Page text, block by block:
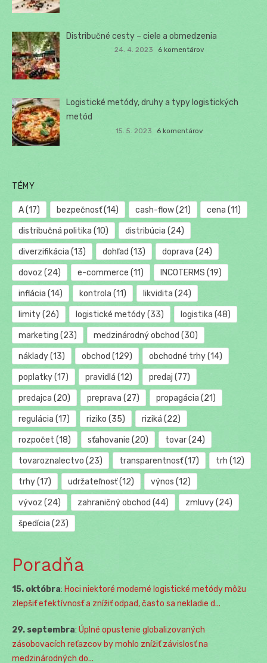
Distribučné cesty – ciele a obmedzenia
24. 4. 2023 6 komentárov
Logistické metódy, druhy a typy logistických
metód
15. 5. 2023 6 komentárov
TÉMY
A(17) bezpečnosť(14) cash-flow(21) cena (11)
distribučná politika (10) distribúcia (24)
diverzifikácia (13) dohľad (13) doprava (24)
dovoz (24) e-commerce (11) INCOTERMS (19)
inflácia (14) kontrola (11) likvidita (24)
limity(26) logistické metódy(33) logistika (48)
marketing (23) medzinárodný obchod (30)
náklady(13) obchod (129) obchodné trhy(14)
poplatky(17) pravidlá (12) predaj (77)
predajca (20) preprava (27) propagácia (21)
regulácia (17) riziko (35) riziká (22)
rozpočet (18) sťahovanie (20) tovar(24)
tovaroznalectvo (23) transparentnosť(17) trh (12)
trhy(17) udržateľnosť(12) výnos (12)
vývoz (24) zahraničný obchod (44) zmluvy(24)
špedícia (23)
Poradňa
15. októbra: Hoci niektoré moderné logistické metódy môžu
zlepšiť efektívnosť a znížiť odpad, často sa nekladie d...
29. septembra: Úplné opustenie globalizovaných
zásobovacích reťazcov by mohlo znížiť závislosť na
medzinárodných do...